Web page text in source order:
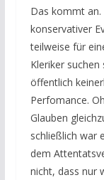
Das kommt an.
konservativer
teilweise für
Kleriker
öffentlich
Perfomance.
Glauben
schließlich war
dem
nicht, dass nur